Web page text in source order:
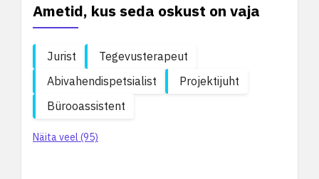
Ametid, kus seda oskust on vaja
Jurist
Tegevusterapeut
Abivahendispetsialist
Projektijuht
Bürooassistent
Näita veel (95)